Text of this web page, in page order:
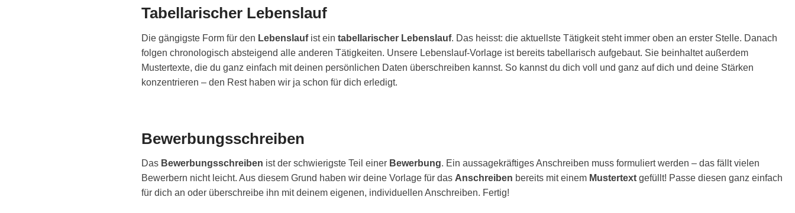
Tabellarischer Lebenslauf
Die gängigste Form für den Lebenslaufist ein tabellarischer Lebenslauf. Das heisst: die aktuellste Tätigkeit steht immer oben an erster Stelle. Danach
folgen chronologisch absteigend alle anderen Tätigkeiten. Unsere Lebenslauf-Vorlage ist bereits tabellarisch aufgebaut. Sie beinhaltet außerdem
Mustertexte, die du ganz einfach mit deinen persönlichen Daten überschreiben kannst. So kannst du dich voll und ganz auf dich und deine Stärken
konzentrieren – den Rest haben wir ja schon für dich erledigt.
Bewerbungsschreiben
Das Bewerbungsschreiben ist der schwierigste Teil einer Bewerbung. Ein aussagekräftiges Anschreiben muss formuliert werden – das fällt vielen
Bewerbern nicht leicht. Aus diesem Grund haben wir deine Vorlage für das Anschreiben bereits mit einem Mustertext gefüllt! Passe diesen ganz einfach
für dich an oder überschreibe ihn mit deinem eigenen, individuellen Anschreiben. Fertig!